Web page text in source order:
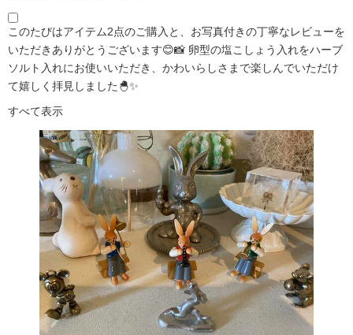
このたびはアイテム2点のご購入と、お写真付きの丁寧なレビューを
いただきありがとうございます😊📸 卵型の塩こしょう入れをハーブ
ソルト入れにお使いいただき、かわいらしさまで楽しんでいただけ
て嬉しく拝見しました🐣✨
すべて表示